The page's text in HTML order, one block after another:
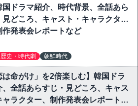
国ドラマ紹介、時代背景、全話あら
見どころ、キャスト・キャラクタ
作発表会レポートなど
歴史・時代劇 朝鮮時代
は命がけ」を2倍楽しむ】韓国ドラ
、全話あらすじ・見どころ、キャス
ャラクター、制作発表会レポートな